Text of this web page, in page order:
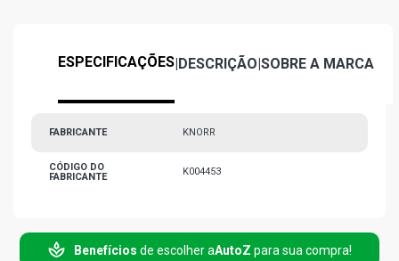
ESPECIFICAÇÕES|DESCRIÇÃO|SOBRE A MARCA
FABRICANTE KNORR
CÓDIGO DO
FABRICANTE
K004453
Benefícios de escolher aAutoZ para sua compra!